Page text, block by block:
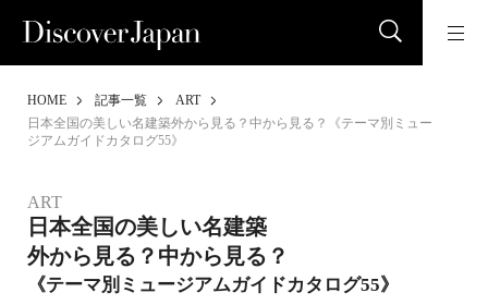
HOME 記事一覧
ART
日本全国の美しい名建築外から見る？中から見る？《テーマ別ミュー
ジアムガイドカタログ55》
ART
日本全国の美しい名建築
外から見る？中から見る？
《テーマ別ミュージアムガイドカタログ55》